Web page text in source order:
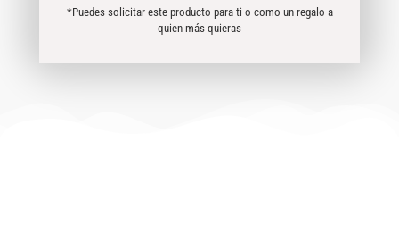
*Puedes solicitar este producto para ti o como un regalo a
quien más quieras